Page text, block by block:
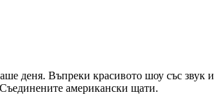
деня. Въпреки красивото шоу със звук и
американски щати.